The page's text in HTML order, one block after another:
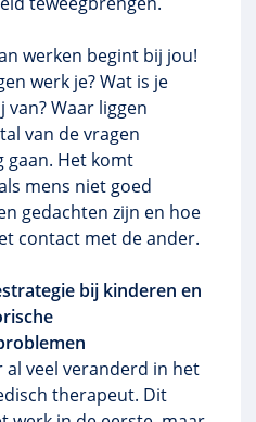
werken begint bij jou!
werk je? Wat is je
van? Waar liggen
van de vragen
gaan. Het komt
mens niet goed
gedachten zijn en hoe
contact met de ander.
bij kinderen en
veel veranderd in het
therapeut. Dit